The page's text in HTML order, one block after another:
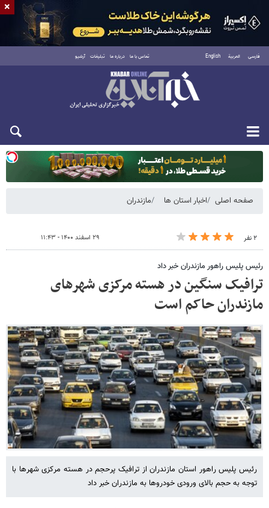
فارسی العربية English تماس با ما درباره ما تبلیغات آرشیو
یکشنبه ۱۸ مرداد ۱۴۰۵
صفحه اصلی اخبار استان ها مازندران
۲ نفر ۲۹ اسفند ۱۴۰۰ - ۱۱:۴۳
رئیس پلیس راهور مازندران خبر داد
ترافیک سنگین در هسته مرکزی شهرهای
مازندران حاکم است
رئیس پلیس راهور استان مازندران از ترافیک پرحجم در هسته مرکزی شهرها با
توجه به حجم بالای ورودی خودروها به مازندران خبر داد
×